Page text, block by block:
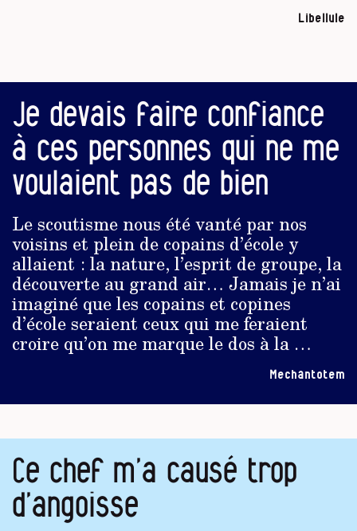
Libellule
Je devais faire confiance
à ces personnes qui ne me
voulaient pas de bien
Le scoutisme nous été vanté par nos
voisins et plein de copains d’école y
allaient : la nature, l’esprit de groupe, la
découverte au grand air… Jamais je n’ai
imaginé que les copains et copines
d’école seraient ceux qui me feraient
croire qu’on me marque le dos à la …
Mechantotem
Ce chef m’a causé trop
d’angoisse